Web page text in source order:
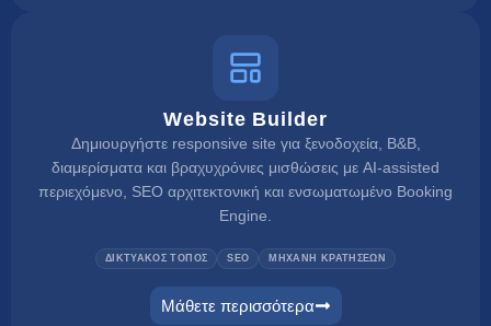
Website Builder
Δημιουργήστε responsive site για ξενοδοχεία, B&B,
διαμερίσματα και βραχυχρόνιες μισθώσεις με AI-assisted
περιεχόμενο, SEO αρχιτεκτονική και ενσωματωμένο Booking
Engine.
ΔΙΚΤΥΑΚΟΣ ΤΟΠΟΣ SEO ΜΗΧΑΝΗ ΚΡΑΤΗΣΕΩΝ
Μάθετε περισσότερα
website builder